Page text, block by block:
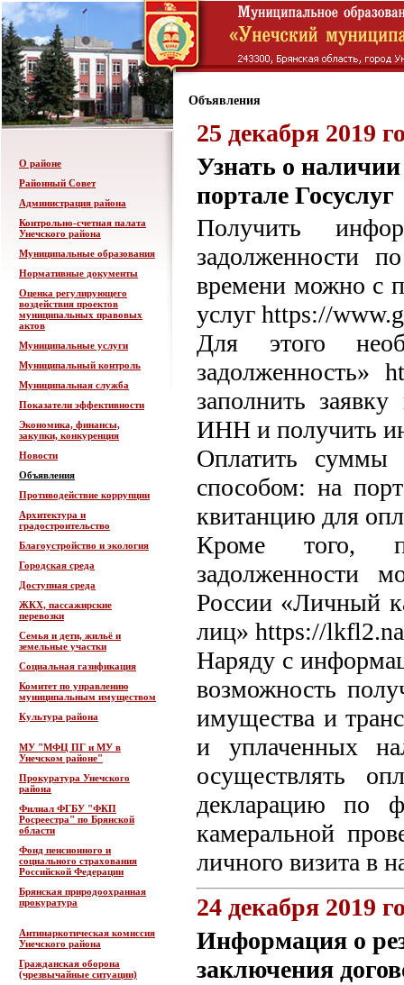
О районе
Районный Совет
Администрация района
Контрольно-счетная палата
Унечского района
Муниципальные образования
Нормативные документы
Оценка регулирующего
воздействия проектов
муниципальных правовых
актов
Муниципальные услуги
Муниципальный контроль
Муниципальная служба
Показатели эффективности
Экономика, финансы,
закупки, конкуренция
Новости
Объявления
Противодействие коррупции
Архитектура и
градостроительство
Благоустройство и экология
Городская среда
Доступная среда
ЖКХ, пассажирские
перевозки
Семья и дети, жильё и
земельные участки
Социальная газификация
Комитет по управлению
муниципальным имуществом
Культура района
МУ "МФЦ ПГ и МУ в
Унечском районе"
Прокуратура Унечского
района
Филиал ФГБУ "ФКП
Росреестра" по Брянской
области
Фонд пенсионного и
социального страхования
Российской Федерации
Брянская природоохранная
прокуратура
Антинаркотическая комиссия
Унечского района
Гражданская оборона
(чрезвычайные ситуации)
Объявления
25 декабря 2019
Узнать о
портале Госуслуг
Получить
задолженности
времени можно с
услуг https://
Для этого
задолженность»
заполнить
ИНН и получить
Оплатить суммы
способом: на
квитанцию для
Кроме того,
задолженности
России «Личный
лиц» https://
Наряду с
возможность
имущества и
и уплаченных
осуществлять
декларацию по
камеральной
личного визита в
24 декабря 2019
Информация о
заключения